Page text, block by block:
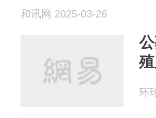
和讯网 2025-03-26
环